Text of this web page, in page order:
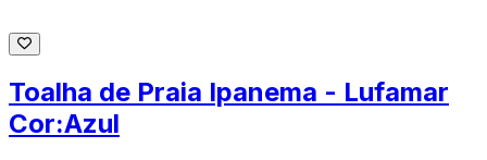
Toalha de Praia Ipanema - Lufamar
Cor:Azul